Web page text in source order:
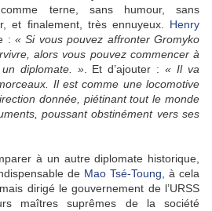
terne, sans humour, sans
et finalement, très ennuyeux. Henry
: « Si vous pouvez affronter Gromyko
alors vous pouvez commencer à
diplomate. ». Et d’ajouter :« Il va
Il est comme une locomotive
donnée, piétinant tout le monde
poussant obstinément vers ses
à un autre diplomate historique,
de Mao Tsé-Toung , à cela
dirigé le gouvernement de l’URSS
maîtres suprêmes de la société